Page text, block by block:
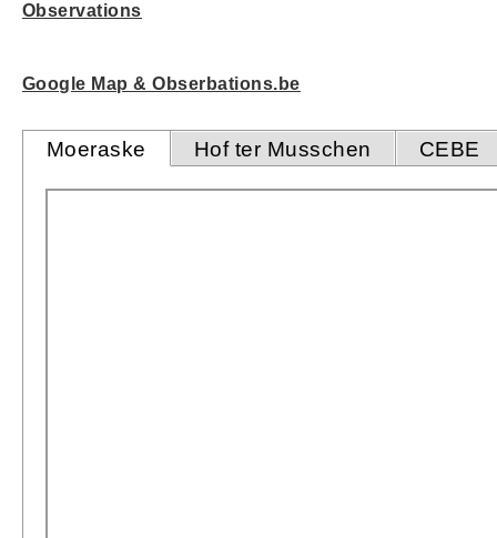
Observations
Google Map & Obserbations.be
Moeraske Hof ter Musschen CEBE